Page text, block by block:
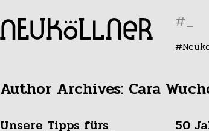
#
Author Archives: Cara
Unsere Tipps fürs 50